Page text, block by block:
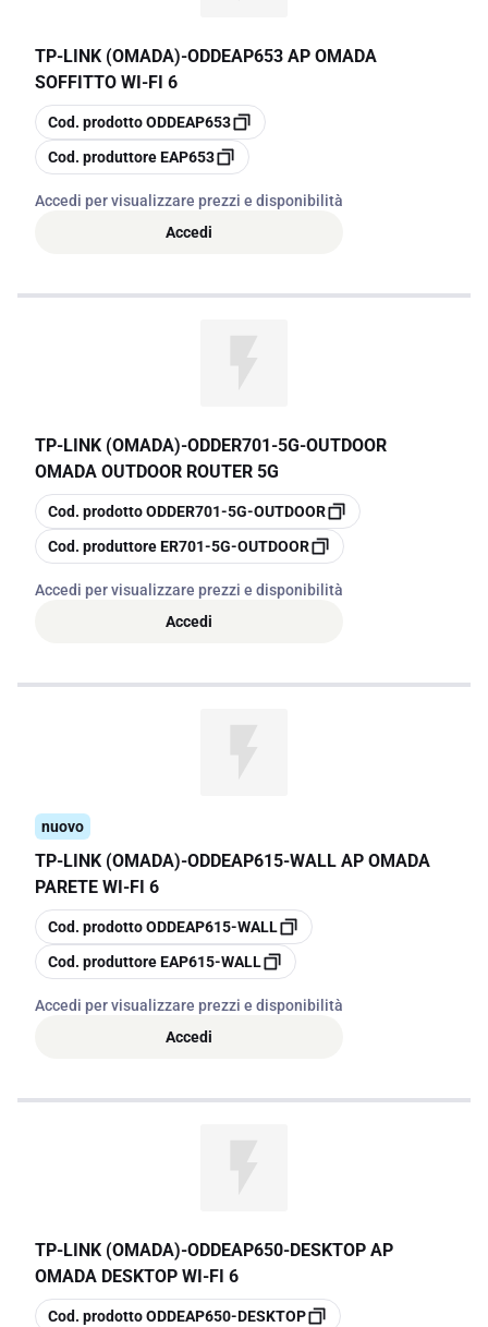
TP-LINK (OMADA)-ODDEAP653 AP OMADA
SOFFITTO WI-FI 6
copia
Cod. prodottoODDEAP653
copia
Cod. produttoreEAP653
Accedi per visualizzare prezzi e disponibilità
Accedi
TP-LINK (OMADA)-ODDER701-5G-OUTDOOR
OMADA OUTDOOR ROUTER 5G
copia
Cod. prodottoODDER701-5G-OUTDOOR
copia
Cod. produttoreER701-5G-OUTDOOR
Accedi per visualizzare prezzi e disponibilità
Accedi
nuovo
TP-LINK (OMADA)-ODDEAP615-WALL AP OMADA
PARETE WI-FI 6
copia
Cod. prodottoODDEAP615-WALL
copia
Cod. produttoreEAP615-WALL
Accedi per visualizzare prezzi e disponibilità
Accedi
TP-LINK (OMADA)-ODDEAP650-DESKTOP AP
OMADA DESKTOP WI-FI 6
copia
Cod. prodottoODDEAP650-DESKTOP